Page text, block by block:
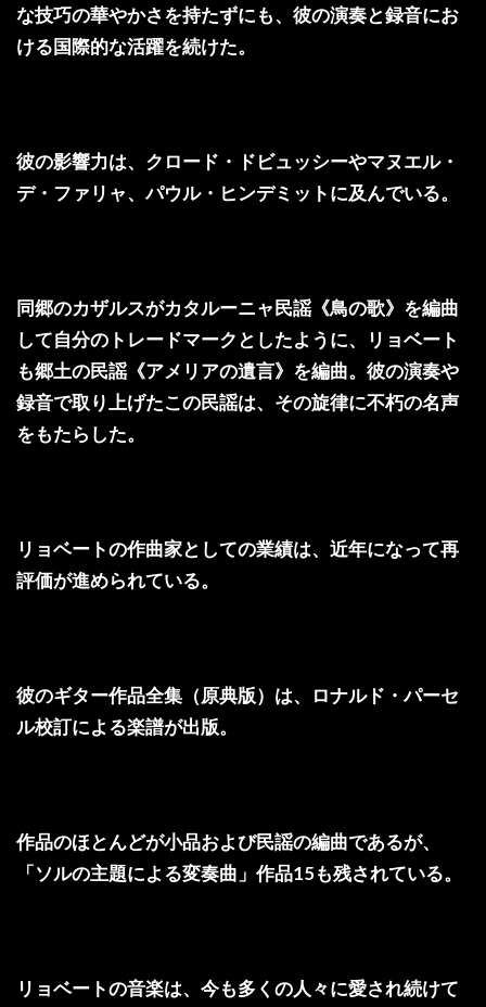
な技巧の華やかさを持たずにも、彼の演奏と録音にお
ける国際的な活躍を続けた。
彼の影響力は、クロード・ドビュッシーやマヌエル・
デ・ファリャ、パウル・ヒンデミットに及んでいる。
同郷のカザルスがカタルーニャ民謡《鳥の歌》を編曲
して自分のトレードマークとしたように、リョベート
も郷土の民謡《アメリアの遺言》を編曲。彼の演奏や
録音で取り上げたこの民謡は、その旋律に不朽の名声
をもたらした。
リョベートの作曲家としての業績は、近年になって再
評価が進められている。
彼のギター作品全集（原典版）は、ロナルド・パーセ
ル校訂による楽譜が出版。
作品のほとんどが小品および民謡の編曲であるが、
「ソルの主題による変奏曲」作品15も残されている。
リョベートの音楽は、今も多くの人々に愛され続けて